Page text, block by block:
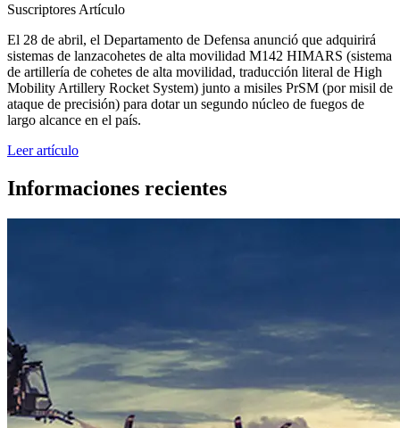
Suscriptores Artículo
El 28 de abril, el Departamento de Defensa anunció que adquirirá
sistemas de lanzacohetes de alta movilidad M142 HIMARS (sistema
de artillería de cohetes de alta movilidad, traducción literal de High
Mobility Artillery Rocket System) junto a misiles PrSM (por misil de
ataque de precisión) para dotar un segundo núcleo de fuegos de
largo alcance en el país.
Leer artículo
Informaciones recientes